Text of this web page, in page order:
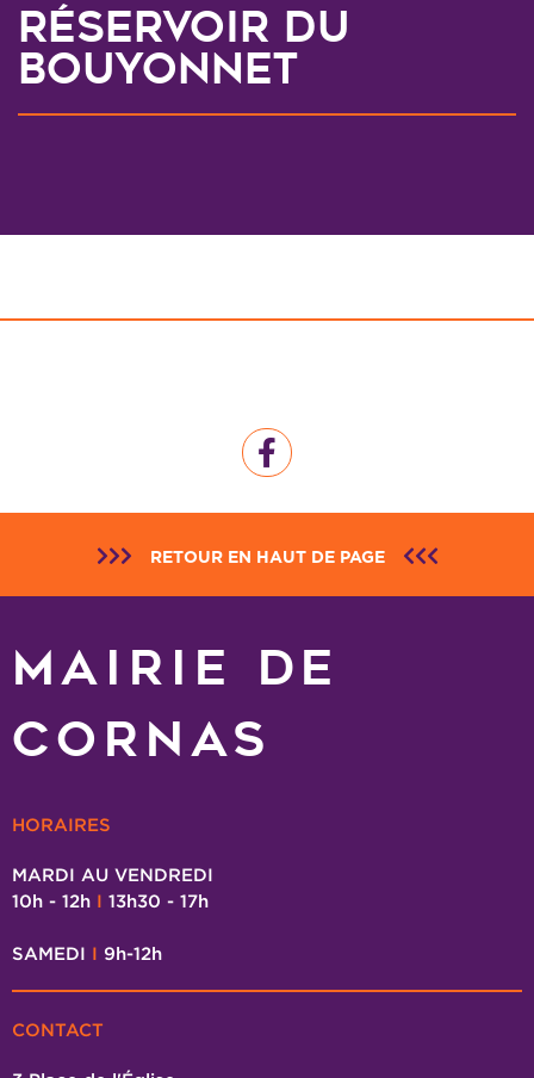
Réservoir du
Bouyonnet
RETOUR EN HAUT DE PAGE
MAIRIE DE
CORNAS
HORAIRES
MARDI AU VENDREDI
10h - 12h I 13h30 - 17h
SAMEDI I 9h-12h
CONTACT